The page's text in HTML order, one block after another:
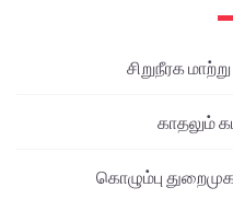
சிறுநீரக
காதலும்
கொழும்பு